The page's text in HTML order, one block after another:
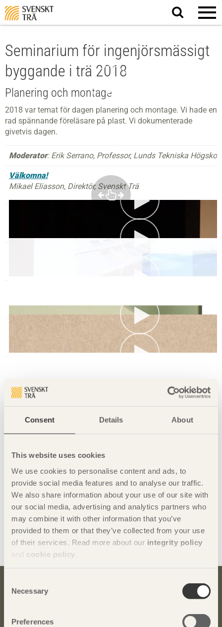
Consent Details About
This website uses cookies
We use cookies to personalise content and ads, to
provide social media features and to analyse our traffic.
We also share information about your use of our site with
our social media, advertising and analytics partners who
may combine it with other information that you’ve
provided to them or that they’ve collected from your use
of their services. Read more about our integrity policy
and cookie policy
Selection
Necessary
Preferences
Sök
på
Seminarium för ingenjörsmässigt
byggande i trä 2018
Planering och montage
2018 var temat för dagen planering och montage. Vi hade en
rad spännande föreläsare på plast. Vi dokumenterade
givetvis dagen.
Moderator: Erik Serrano, Professor, Lunds Tekniska
Välkomna!
Mikael Eliasson, Direktör, Svenskt Trä
Projektera och beställa stora träkonstruktioner
Ulla Alberts, VD/Arkitekt SAR/MSA, Murman Arkitekter AB
Temporär stagning av stora träkonstruktioner
Roberto Crocetti, Adjungerad professor, Kungliga Tekniska
Behövs väderskydd under montage av limträ- och KL-
Per Karnehed, Fukt- och energiexpert, Karnehed Design &
Marie-Louise Lorsell, Inköpschef AO Bygg Bostäder,
Montage av världens högsta trähus – Mjøstårnet i
Kontakt
Dela denna sida:
Bli inspirerad och lär dig mer om trä
seminarier och Svenskt Träs nyhetsbrev
Trä